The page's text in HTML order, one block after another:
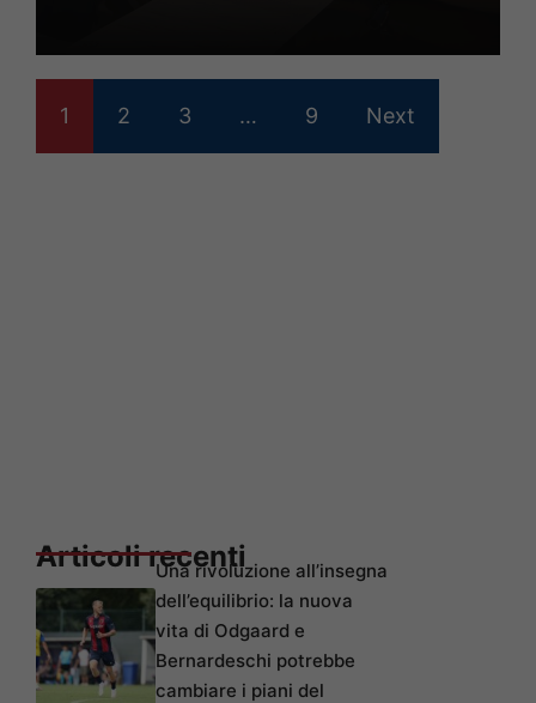
1 2 3 … 9 Next
Articoli recentiUna rivoluzione all’insegna
dell’equilibrio: la nuova
vita di Odgaard e
Bernardeschi potrebbe
cambiare i piani del